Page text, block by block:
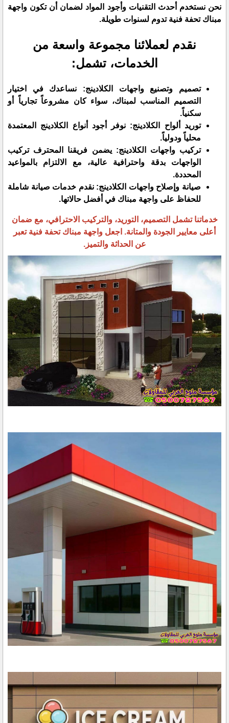
نحن نستخدم أحدث التقنيات وأجود المواد لضمان أن تكون واجهة
مبناك تحفة فنية تدوم لسنوات طويلة.
​نقدم لعملائنا مجموعة واسعة من
الخدمات، تشمل:
​تصميم وتصنيع واجهات الكلادينج: نساعدك في اختيار
التصميم المناسب لمبناك، سواء كان مشروعاً تجارياً أو
سكنياً.
​توريد ألواح الكلادينج: نوفر أجود أنواع الكلادينج المعتمدة
محلياً ودولياً.
​تركيب واجهات الكلادينج: يضمن فريقنا المحترف تركيب
الواجهات بدقة واحترافية عالية، مع الالتزام بالمواعيد
المحددة.
صيانة وإصلاح واجهات الكلادينج: نقدم خدمات صيانة شاملة
للحفاظ على واجهة مبناك في أفضل حالاتها.
​خدماتنا تشمل التصميم، التوريد، والتركيب الاحترافي، مع ضمان
أعلى معايير الجودة والمتانة. اجعل واجهة مبناك تحفة فنية تعبر
عن الحداثة والتميز.